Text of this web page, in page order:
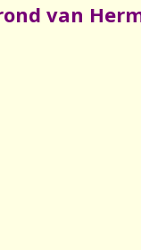
van